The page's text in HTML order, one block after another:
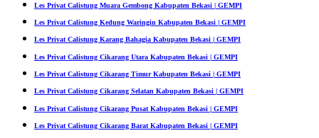
Les Privat Calistung Muara Gembong Kabupaten Bekasi | GEMPI
Les Privat Calistung Kedung Waringin Kabupaten Bekasi | GEMPI
Les Privat Calistung Karang Bahagia Kabupaten Bekasi | GEMPI
Les Privat Calistung Cikarang Utara Kabupaten Bekasi | GEMPI
Les Privat Calistung Cikarang Timur Kabupaten Bekasi | GEMPI
Les Privat Calistung Cikarang Selatan Kabupaten Bekasi | GEMPI
Les Privat Calistung Cikarang Pusat Kabupaten Bekasi | GEMPI
Les Privat Calistung Cikarang Barat Kabupaten Bekasi | GEMPI